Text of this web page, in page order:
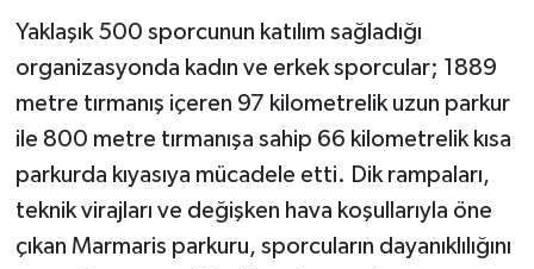
Yaklaşık 500 sporcunun katılım sağladığı
organizasyonda kadın ve erkek sporcular; 1889
metre tırmanış içeren 97 kilometrelik uzun parkur
ile 800 metre tırmanışa sahip 66 kilometrelik kısa
parkurda kıyasıya mücadele etti. Dik rampaları,
teknik virajları ve değişken hava koşullarıyla öne
çıkan Marmaris parkuru, sporcuların dayanıklılığını